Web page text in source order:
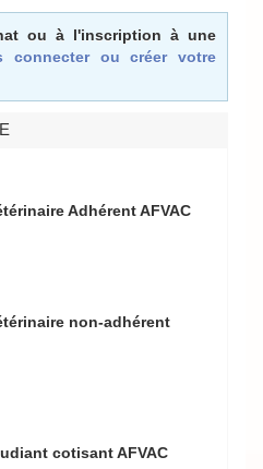
ou à l'inscription à une
connecter ou créer votre
Adhérent AFVAC
non-adhérent
cotisant AFVAC